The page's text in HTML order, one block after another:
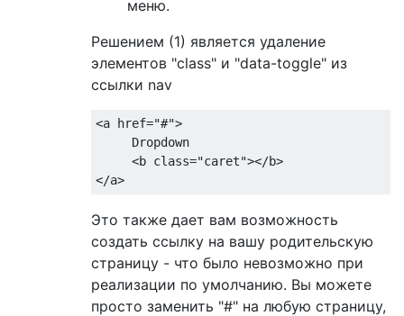
меню.
Решением (1) является удаление
элементов "class" и "data-toggle" из
ссылки nav
<a href="#">
     Dropdown
<b class="caret"></b>
</a>
Это также дает вам возможность
создать ссылку на вашу родительскую
страницу - что было невозможно при
реализации по умолчанию. Вы можете
просто заменить "#" на любую страницу,